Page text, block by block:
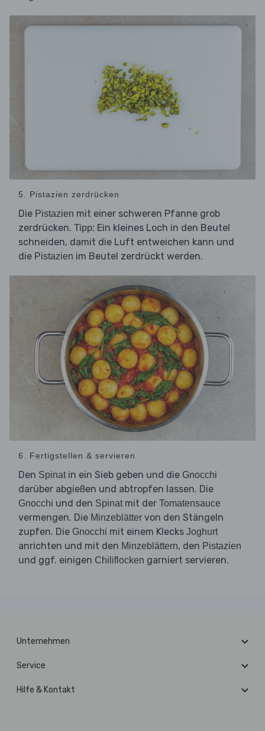
5. Pistazien zerdrücken
Die Pistazien mit einer schweren Pfanne grob
zerdrücken. Tipp: Ein kleines Loch in den Beutel
schneiden, damit die Luft entweichen kann und
die Pistazien im Beutel zerdrückt werden.
6. Fertigstellen & servieren
Den Spinatin ein Sieb geben und die Gnocchi
darüber abgießen und abtropfen lassen. Die
Gnocchi und den Spinatmit der Tomatensauce
vermengen. Die Minzeblätter von den Stängeln
zupfen. Die Gnocchi mit einem Klecks Joghurt
anrichten und mit den Minzeblättern, den Pistazien
und ggf. einigen Chiliflocken garniert servieren.
Unternehmen
Service
Hilfe & Kontakt